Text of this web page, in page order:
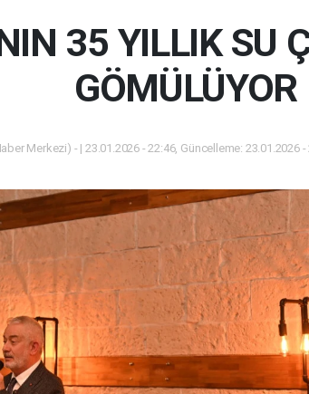
35 YILLIK SU
GÖMÜLÜYOR
Merkezi) - | 23.01.2026 - 22:46, Güncelleme: 23.01.2026 -